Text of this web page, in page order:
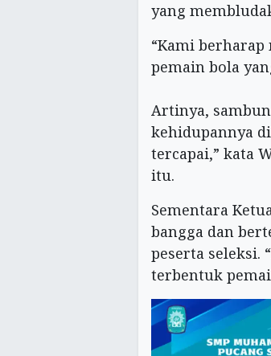
yang
“Kami
pemain bola
Artinya,
kehidupannya
tercapai,” kata
itu.
Sementara
bangga dan
peserta seleksi.
terbentuk